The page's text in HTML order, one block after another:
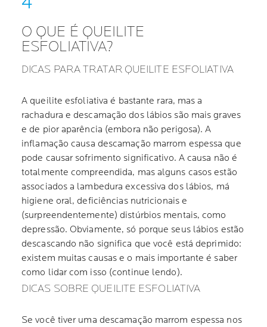
O QUE É QUEILITE
ESFOLIATIVA?
DICAS PARA TRATAR QUEILITE ESFOLIATIVA
A queilite esfoliativa é bastante rara, mas a
rachadura e descamação dos lábios são mais graves
e de pior aparência (embora não perigosa). A
inflamação causa descamação marrom espessa que
pode causar sofrimento significativo. A causa não é
totalmente compreendida, mas alguns casos estão
associados a lambedura excessiva dos lábios, má
higiene oral, deficiências nutricionais e
(surpreendentemente) distúrbios mentais, como
depressão. Obviamente, só porque seus lábios estão
descascando não significa que você está deprimido:
existem muitas causas e o mais importante é saber
como lidar com isso (continue lendo).
DICAS SOBRE QUEILITE ESFOLIATIVA
Se você tiver uma descamação marrom espessa nos